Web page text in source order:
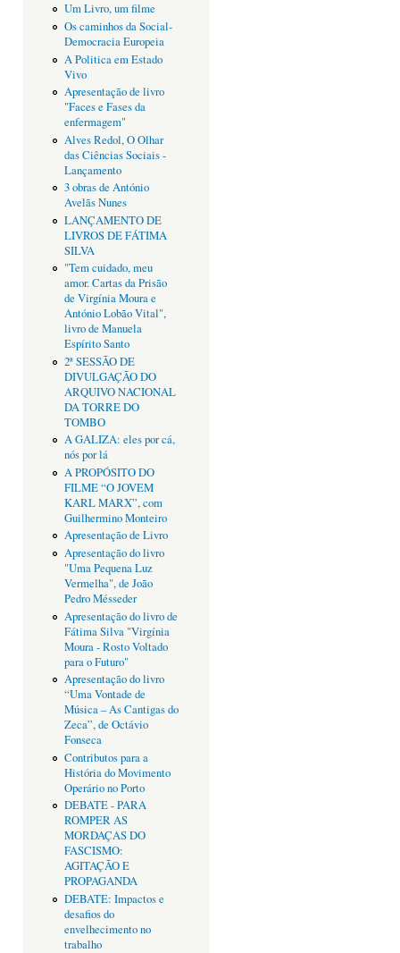
Um Livro, um filme
Os caminhos da Social-
Democracia Europeia
A Politica em Estado
Vivo
Apresentação de livro
"Faces e Fases da
enfermagem"
Alves Redol, O Olhar
das Ciências Sociais -
Lançamento
3 obras de António
Avelãs Nunes
LANÇAMENTO DE
LIVROS DE FÁTIMA
SILVA
"Tem cuidado, meu
amor. Cartas da Prisão
de Virgínia Moura e
António Lobão Vital",
livro de Manuela
Espírito Santo
2ª SESSÃO DE
DIVULGAÇÃO DO
ARQUIVO NACIONAL
DA TORRE DO
TOMBO
A GALIZA: eles por cá,
nós por lá
A PROPÓSITO DO
FILME “O JOVEM
KARL MARX”, com
Guilhermino Monteiro
Apresentação de Livro
Apresentação do livro
"Uma Pequena Luz
Vermelha", de João
Pedro Mésseder
Apresentação do livro de
Fátima Silva "Virgínia
Moura - Rosto Voltado
para o Futuro"
Apresentação do livro
“Uma Vontade de
Música – As Cantigas do
Zeca”, de Octávio
Fonseca
Contributos para a
História do Movimento
Operário no Porto
DEBATE - PARA
ROMPER AS
MORDAÇAS DO
FASCISMO:
AGITAÇÃO E
PROPAGANDA
DEBATE: Impactos e
desafios do
envelhecimento no
trabalho